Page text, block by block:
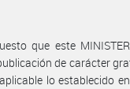
que este
de carácter
lo establecido